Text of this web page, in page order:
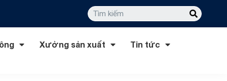
Xưởng sản xuất
Tin tức